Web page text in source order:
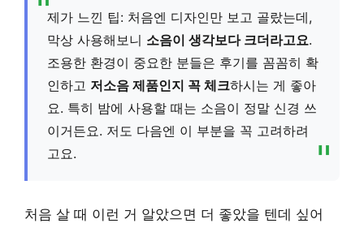
제가 느낀 팁: 처음엔 디자인만 보고 골랐는데,
막상 사용해보니 소음이 생각보다 크더라고요.
조용한 환경이 중요한 분들은 후기를 꼼꼼히 확
인하고 저소음 제품인지 꼭 체크하시는 게 좋아
요. 특히 밤에 사용할 때는 소음이 정말 신경 쓰
이거든요. 저도 다음엔 이 부분을 꼭 고려하려
고요.
처음 살 때 이런 거 알았으면 더 좋았을 텐데 싶어